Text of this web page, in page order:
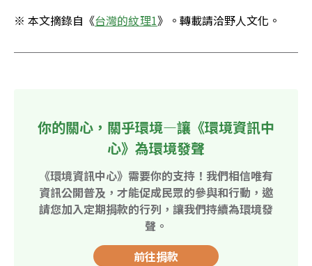
※ 本文摘錄自《台灣的紋理1》。轉載請洽野人文化。
你的關心，關乎環境—讓《環境資訊中
心》為環境發聲
《環境資訊中心》需要你的支持！我們相信唯有
資訊公開普及，才能促成民眾的參與和行動，邀
請您加入定期捐款的行列，讓我們持續為環境發
聲。
前往捐款